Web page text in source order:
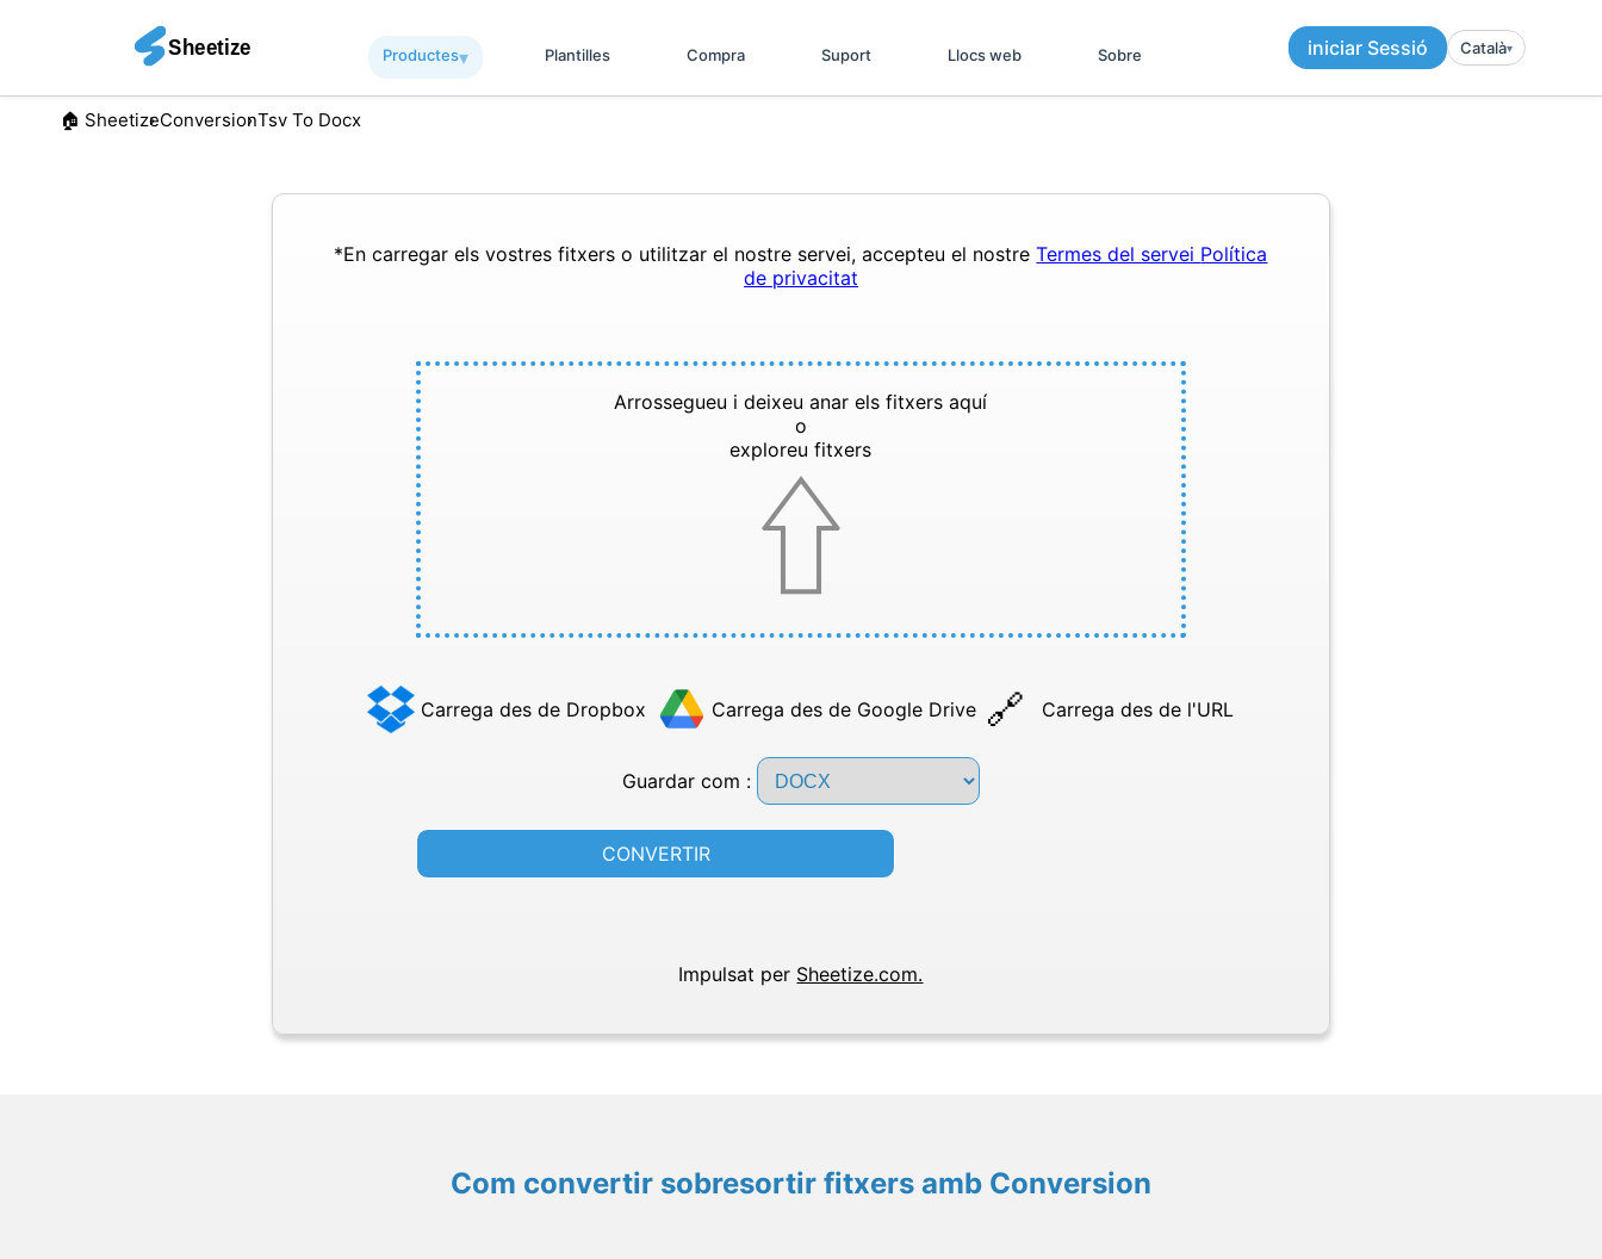
Productes▾︎ Plantilles Compra Suport Llocs web Sobre iniciar Sessió Català▾︎
🏠︎ SheetizeConversionTsv To Docx
*En carregar els vostres fitxers o utilitzar el nostre servei, accepteu el nostreTermes del servei Política
de privacitat
Arrossegueu i deixeu anar els fitxers aquí
o
exploreu fitxers
Carrega des de Dropbox Carrega des de Google Drive Carrega des de l'URL
Guardar com :
CONVERTIR
Impulsat per Sheetize.com.
Com convertir sobresortir fitxers amb Conversion